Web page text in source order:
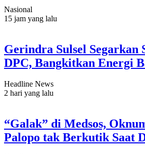
Nasional
15 jam yang lalu
Gerindra Sulsel Segarkan
DPC, Bangkitkan Energi
Headline News
2 hari yang lalu
“Galak” di Medsos,
Palopo tak Berkutik Saat